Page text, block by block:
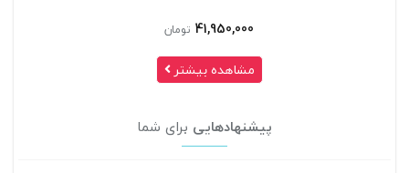
41,950,000 تومان
مشاهده بیشتر
پیشنهادهایی برای شما